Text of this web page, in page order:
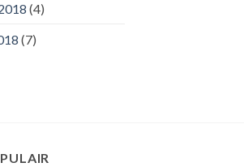
(4)
(7)